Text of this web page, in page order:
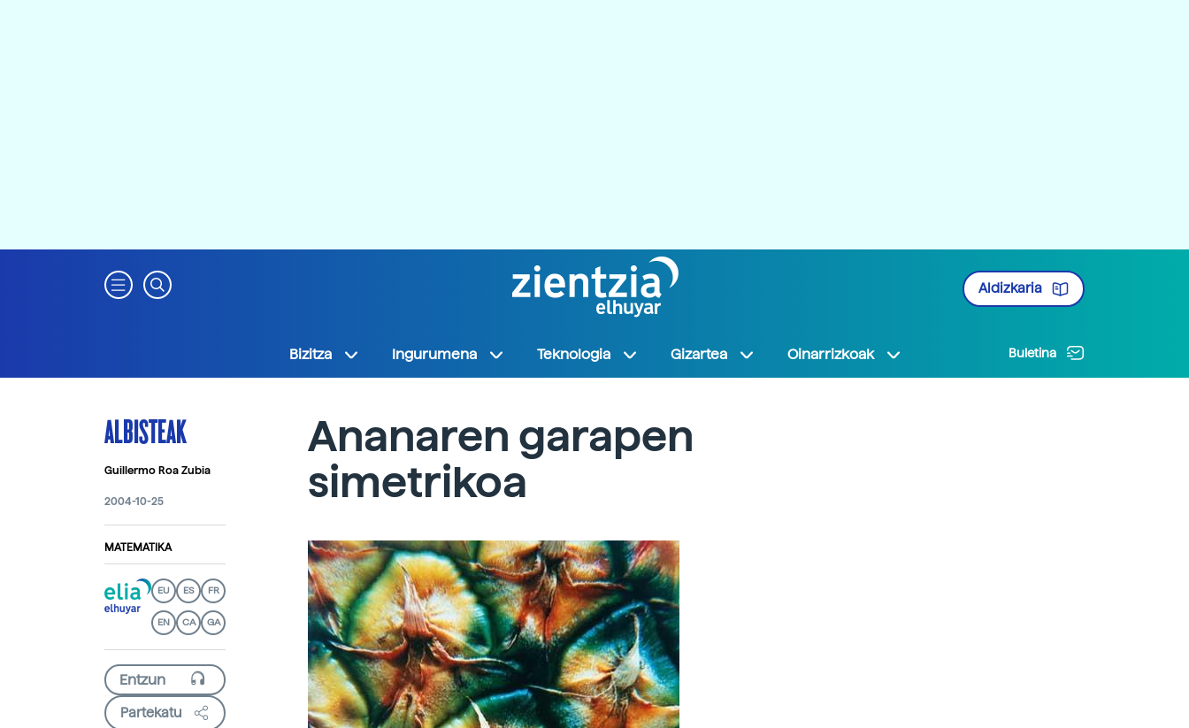
Aldizkaria
Bizitza Ingurumena Teknologia Gizartea Oinarrizkoak Buletina
ALBISTEAK
Guillermo Roa Zubia
2004-10-25
MATEMATIKA
EU ES FR
EN CA GA
Partekatu
Ananaren garapen
simetrikoa